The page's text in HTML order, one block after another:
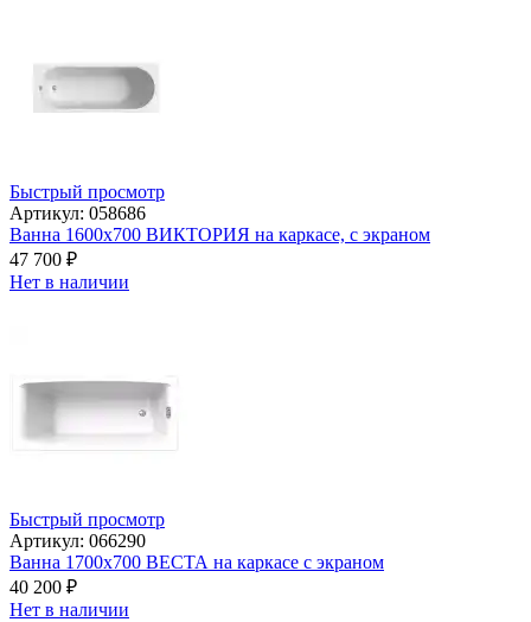
Быстрый просмотр
Артикул: 058686
Ванна 1600x700 ВИКТОРИЯ на каркасе, с экраном
47 700 ₽
Нет в наличии
Быстрый просмотр
Артикул: 066290
Ванна 1700x700 ВЕСТА на каркасе с экраном
40 200 ₽
Нет в наличии